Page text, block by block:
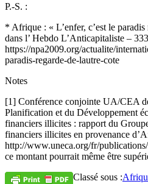
P.-S. :
* Afrique : « L’enfer, c’est le paradis
dans l’ Hebdo L’Anticapitaliste –
https://npa2009.org/actualite/
paradis-regarde-de-lautre-cote
Notes
[1] Conférence conjointe UA/CEA
Planification et du Développement
financiers illicites : rapport du
financiers illicites en provenance
http://www.uneca.org/fr/
ce montant pourrait même être
Classé sous :